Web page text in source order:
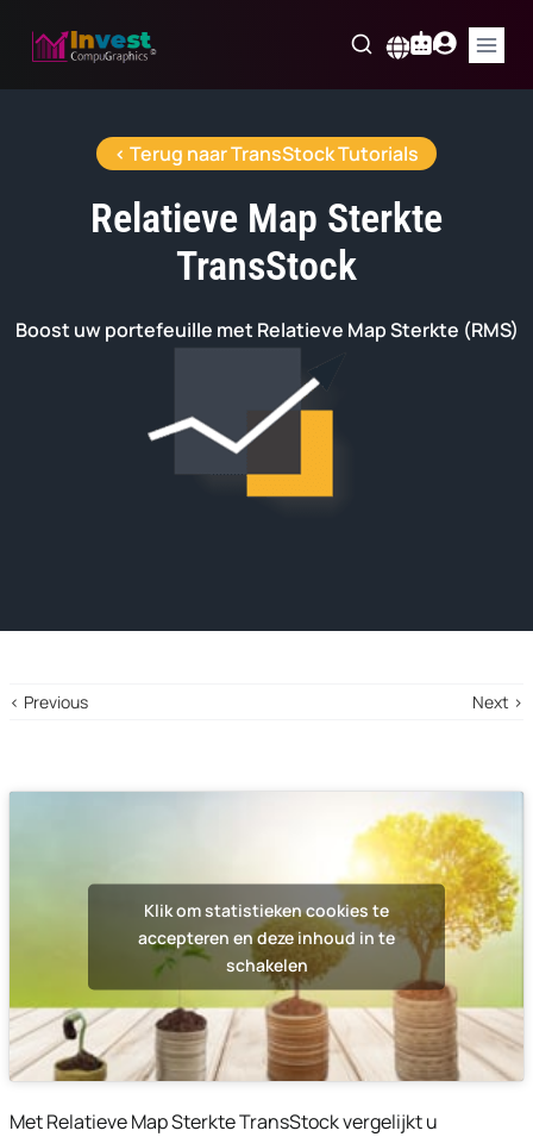
< Terug naar TransStock Tutorials
Relatieve Map Sterkte
TransStock
Boost uw portefeuille met Relatieve Map Sterkte (RMS)
‹ Previous Next ›
Klik om statistieken cookies te
accepteren en deze inhoud in te
schakelen
Met Relatieve Map Sterkte TransStock vergelijkt u